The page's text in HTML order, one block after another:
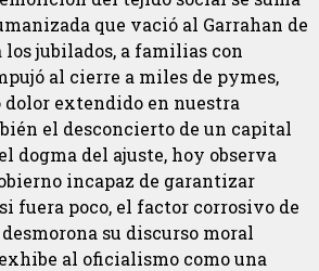
que vació al Garrahan de
los jubilados, a familias con
al cierre a miles de pymes,
dolor extendido en nuestra
el desconcierto de un capital
dogma del ajuste, hoy observa
incapaz de garantizar
fuera poco, el factor corrosivo de
su discurso moral
exhibe al oficialismo como una